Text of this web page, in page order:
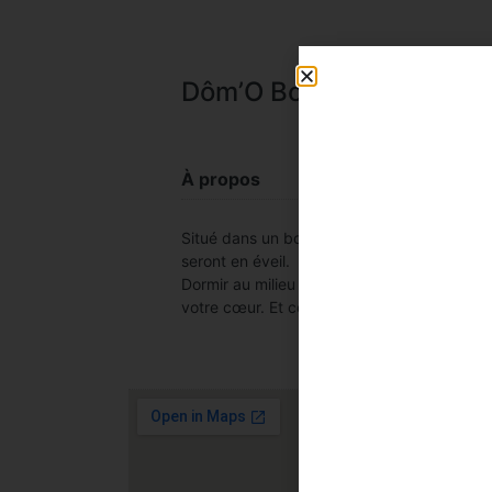
Dôm’O Bois Dormant
À propos
Situé dans un bois, le Dôm’O Bois
seront en éveil.
Dormir au milieu des arbres, un rêve
votre cœur. Et cela en effet pour un